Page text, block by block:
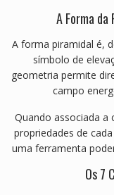
A Forma
A forma piramidal é,
símbolo de
geometria permite
campo
Quando associada a
propriedades de
uma ferramenta
Os 7